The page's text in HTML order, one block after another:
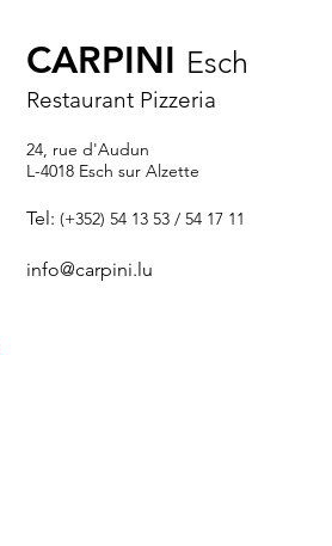
CARPINI Esch
Restaurant Pizzeria
24, rue d'Audun
L-4018 Esch sur Alzette
Tel: (+352) 54 13 53 / 54 17 11
info@carpini.lu